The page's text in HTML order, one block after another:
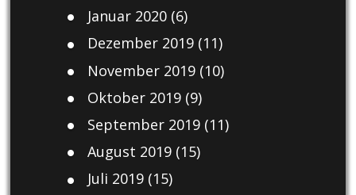
Januar 2020(6)
Dezember 2019(11)
November 2019(10)
Oktober 2019(9)
September 2019(11)
August 2019(15)
Juli 2019(15)